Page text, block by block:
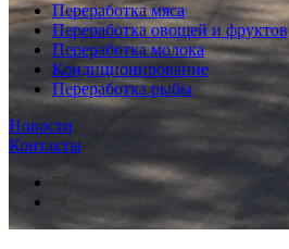
Переработка мяса
Переработка овощей и фруктов
Переработка молока
Кондиционирование
Переработка рыбы
Новости
Контакты